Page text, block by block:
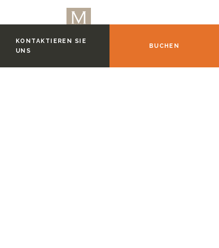
KONTAKTIEREN SIE
UNS
BUCHEN